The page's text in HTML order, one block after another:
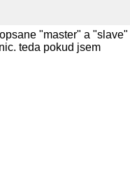
"master" a "slave"
teda pokud jsem